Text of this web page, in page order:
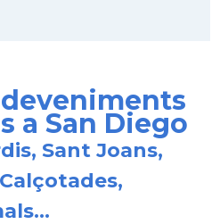
general a New York City
general a San Francisco
general a Washington
a San Diego
Sant Joans,